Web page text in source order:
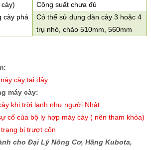
Công suất chưa đủ
cày phá
Có thể sử dụng dàn cày 3 hoặc 4
trụ nhỏ, chảo 510mm, 560mm
cày tại đây
máy cày:
khi trời lạnh như người Nhật
cố của bộ ly hợp máy cày ( nên tham khỏa)
bị trượt côn
cho Đại Lý Nông Cơ, Hãng Kubota,